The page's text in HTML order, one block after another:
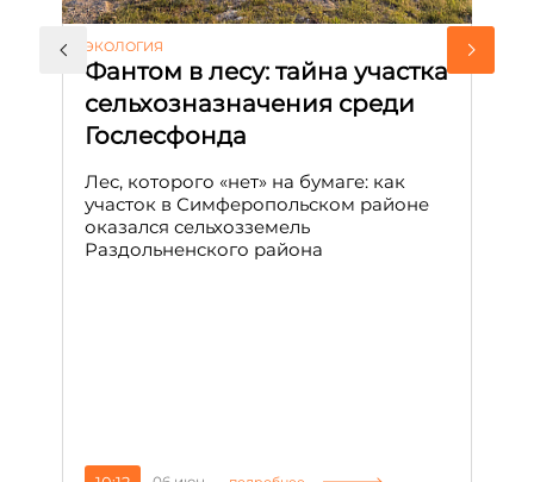
ЭКОЛОГИЯ
Фантом в лесу: тайна участка
сельхозназначения среди
Гослесфонда
Лес, которого «нет» на бумаге: как
участок в Симферопольском районе
оказался сельхозземель
Раздольненского района